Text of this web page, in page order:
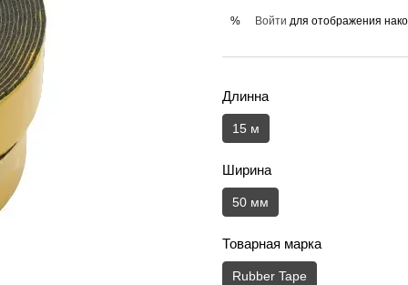
% Войти для отображения
Длинна
15 м
Ширина
50 мм
Товарная марка
Rubber Tape